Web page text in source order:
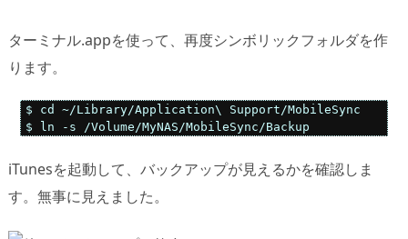
ターミナル.appを使って、再度シンボリックフォルダを作
ります。
$ cd ~/Library/Application\ Support/MobileSync
iTunesを起動して、バックアップが見えるかを確認しま
す。無事に見えました。